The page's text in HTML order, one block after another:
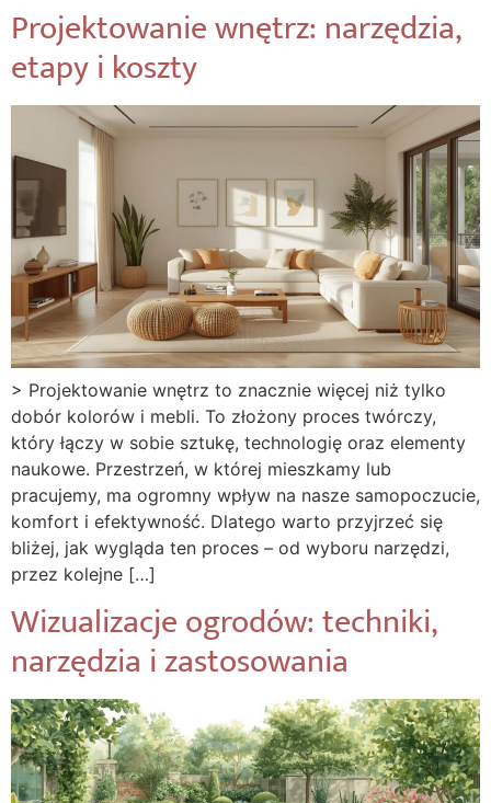
Projektowanie wnętrz: narzędzia,
etapy i koszty
> Projektowanie wnętrz to znacznie więcej niż tylko
dobór kolorów i mebli. To złożony proces twórczy,
który łączy w sobie sztukę, technologię oraz elementy
naukowe. Przestrzeń, w której mieszkamy lub
pracujemy, ma ogromny wpływ na nasze samopoczucie,
komfort i efektywność. Dlatego warto przyjrzeć się
bliżej, jak wygląda ten proces – od wyboru narzędzi,
przez kolejne […]
Wizualizacje ogrodów: techniki,
narzędzia i zastosowania